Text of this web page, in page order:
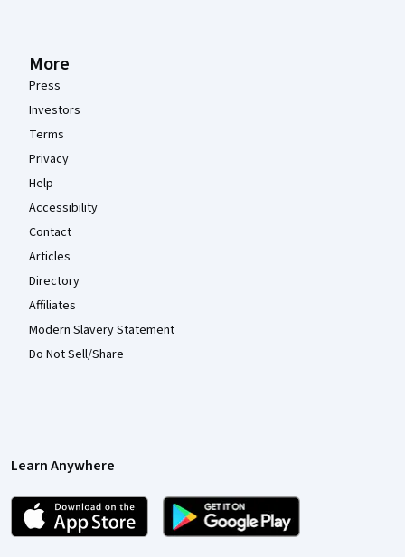
More
Press
Investors
Terms
Privacy
Help
Accessibility
Contact
Articles
Directory
Affiliates
Modern Slavery Statement
Do Not Sell/Share
Learn Anywhere